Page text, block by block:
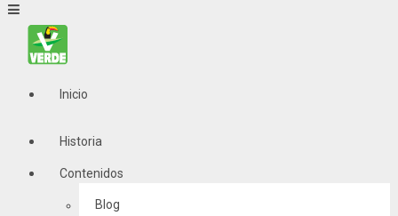
Inicio
Historia
Contenidos
Blog